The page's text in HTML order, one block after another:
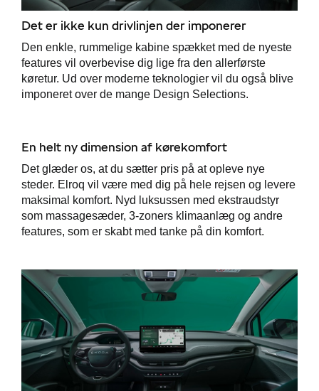
Det er ikke kun drivlinjen der imponerer
Den enkle, rummelige kabine spækket med de nyeste
features vil overbevise dig lige fra den allerførste
køretur. Ud over moderne teknologier vil du også blive
imponeret over de mange Design Selections.
En helt ny dimension af kørekomfort
Det glæder os, at du sætter pris på at opleve nye
steder. Elroq vil være med dig på hele rejsen og levere
maksimal komfort. Nyd luksussen med ekstraudstyr
som massagesæder, 3-zoners klimaanlæg og andre
features, som er skabt med tanke på din komfort.